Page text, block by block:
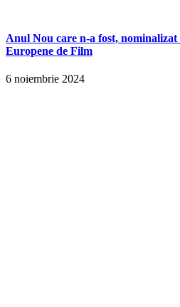
Anul Nou care n-a fost,
Europene de Film
6 noiembrie 2024